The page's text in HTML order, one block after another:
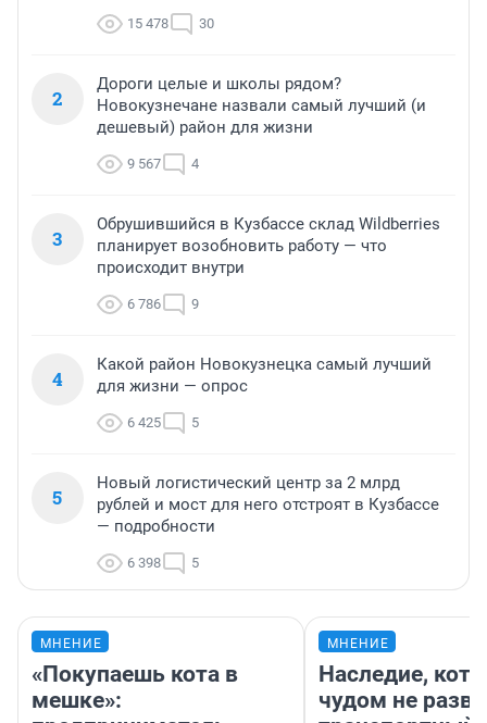
15 478 30
2
Дороги целые и школы рядом?
Новокузнечане назвали самый лучший (и
дешевый) район для жизни
9 567 4
3
Обрушившийся в Кузбассе склад Wildberries
планирует возобновить работу — что
происходит внутри
6 786 9
4
Какой район Новокузнецка самый лучший
для жизни — опрос
6 425 5
5
Новый логистический центр за 2 млрд
рублей и мост для него отстроят в Кузбассе
— подробности
6 398 5
МНЕНИЕ
«Покупаешь кота в
мешке»:
МНЕНИЕ
Наследие,
чудом не